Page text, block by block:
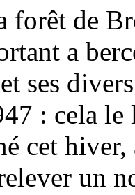
forêt de
a
ses
: cela
cet
un